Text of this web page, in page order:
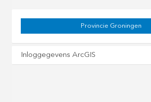
Provincie Groningen
Inloggegevens ArcGIS